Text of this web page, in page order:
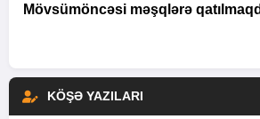
Mövsümöncəsi məşqlərə
KÖŞƏ YAZILARI